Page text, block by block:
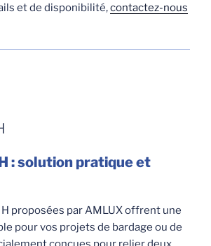
et de disponibilité,contactez-nous
: solution pratique et
proposées par AMLUX offrent une
pour vos projets de bardage ou de